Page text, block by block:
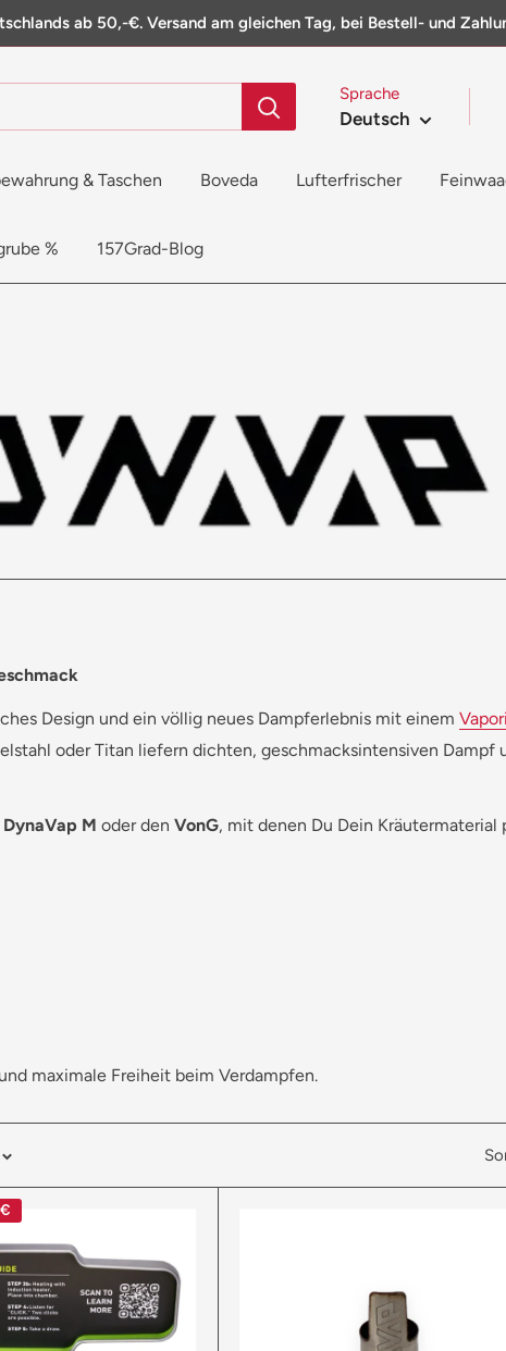
ab 50,-€. Versand am gleichen Tag, bei Bestell- und
Sprache
Deutsch
& Taschen Boveda Lufterfrischer
% 157Grad-Blog
Design und ein völlig neues Dampferlebnis mit einem
oder Titan liefern dichten, geschmacksintensiven Dampf
DynaVap M oder den VonG, mit denen Du Dein
maximale Freiheit beim Verdampfen.